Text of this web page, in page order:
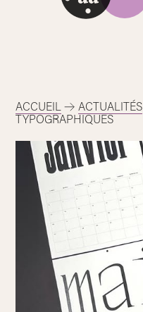
ACCUEIL ACTUALITÉS
TYPOGRAPHIQUES